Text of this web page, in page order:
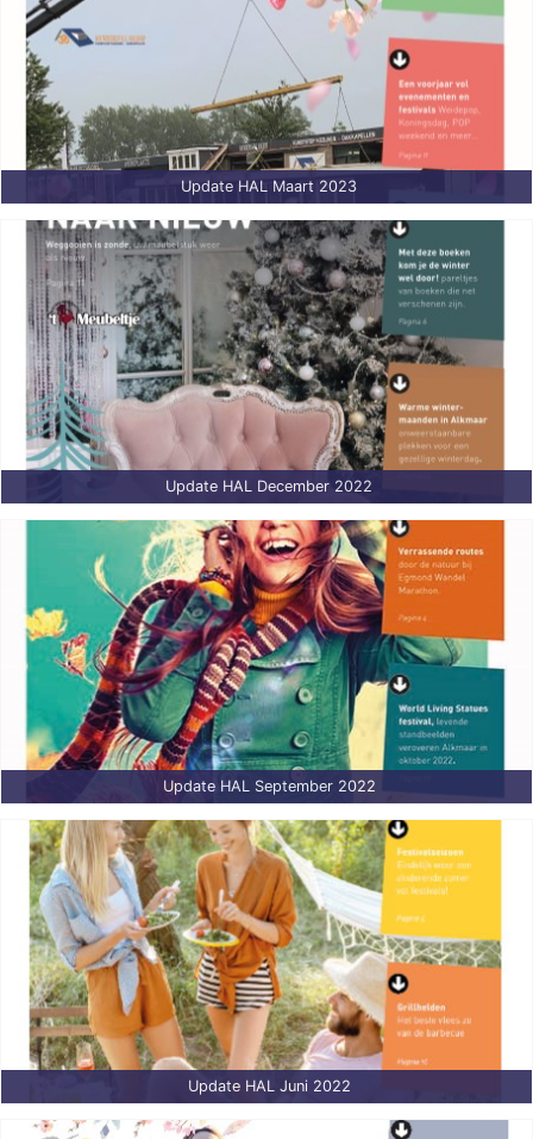
Update HAL Maart 2023
Update HAL December 2022
Update HAL September 2022
Update HAL Juni 2022